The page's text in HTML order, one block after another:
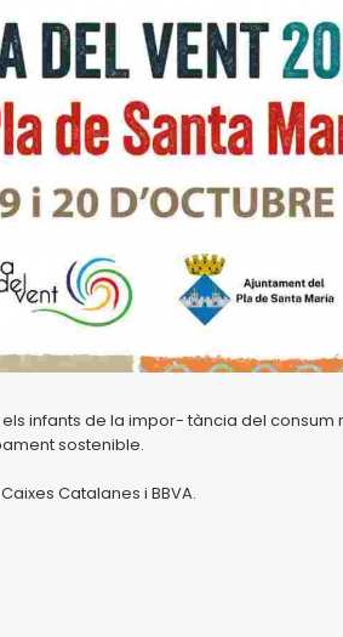
infants de la impor- tància del consum
sostenible.
Catalanes i BBVA.